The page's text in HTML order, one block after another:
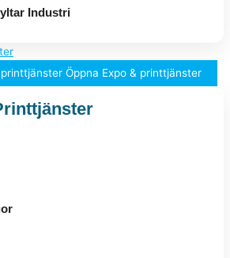
Industri
Öppna Expo & printtjänster